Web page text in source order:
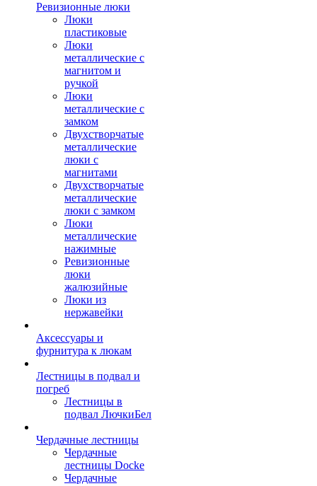
Ревизионные люки
Люки
пластиковые
Люки
металлические с
магнитом и
ручкой
Люки
металлические с
замком
Двухстворчатые
металлические
люки с
магнитами
Двухстворчатые
металлические
люки с замком
Люки
металлические
нажимные
Ревизионные
люки
жалюзийные
Люки из
нержавейки
Аксессуары и
фурнитура к люкам
Лестницы в подвал и
погреб
Лестницы в
подвал ЛючкиБел
Чердачные лестницы
Чердачные
лестницы Docke
Чердачные